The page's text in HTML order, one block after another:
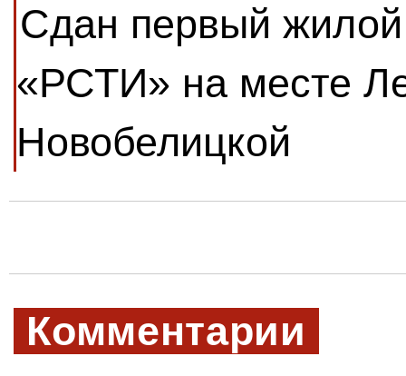
Сдан первый
«РСТИ» на месте
Новобелицкой
Комментарии